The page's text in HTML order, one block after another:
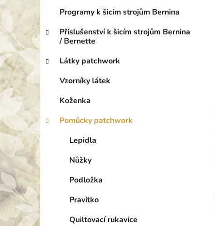
Programy k šicím strojům Bernina
Příslušenství k šicím strojům Bernina
/ Bernette
Látky patchwork
Vzorníky látek
Koženka
Pomůcky patchwork
Lepidla
Nůžky
Podložka
Pravítko
Quiltovací rukavice